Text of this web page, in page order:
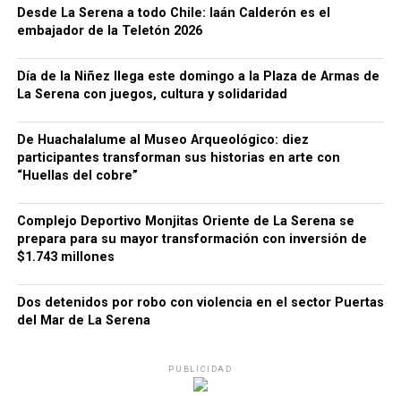
Desde La Serena a todo Chile: Iaán Calderón es el
embajador de la Teletón 2026
Día de la Niñez llega este domingo a la Plaza de Armas de
La Serena con juegos, cultura y solidaridad
De Huachalalume al Museo Arqueológico: diez
participantes transforman sus historias en arte con
“Huellas del cobre”
Complejo Deportivo Monjitas Oriente de La Serena se
prepara para su mayor transformación con inversión de
$1.743 millones
Dos detenidos por robo con violencia en el sector Puertas
del Mar de La Serena
PUBLICIDAD